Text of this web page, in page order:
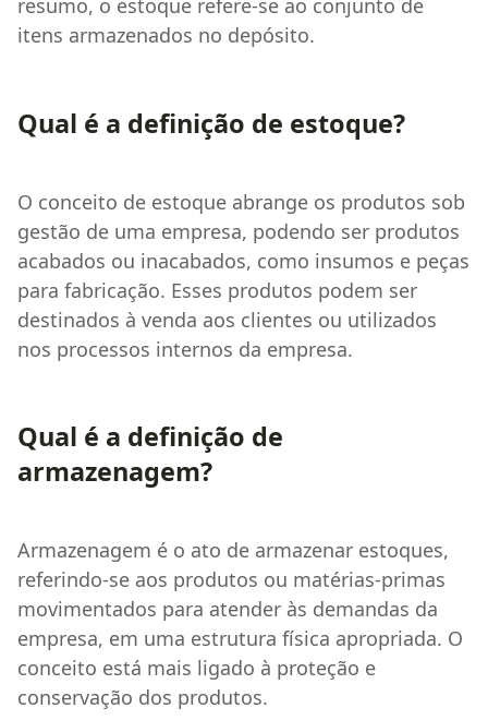
resumo, o estoque refere-se ao conjunto de
itens armazenados no depósito.
Qual é a definição de estoque?
O conceito de estoque abrange os produtos sob
gestão de uma empresa, podendo ser produtos
acabados ou inacabados, como insumos e peças
para fabricação. Esses produtos podem ser
destinados à venda aos clientes ou utilizados
nos processos internos da empresa.
Qual é a definição de
armazenagem?
Armazenagem é o ato de armazenar estoques,
referindo-se aos produtos ou matérias-primas
movimentados para atender às demandas da
empresa, em uma estrutura física apropriada. O
conceito está mais ligado à proteção e
conservação dos produtos.